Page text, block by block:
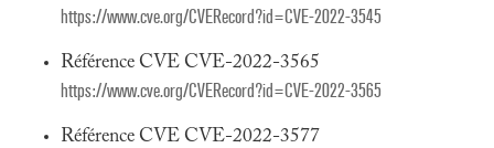
https://www.cve.org/CVERecord?id=CVE-2022-3545
Référence CVE CVE-2022-3565
https://www.cve.org/CVERecord?id=CVE-2022-3565
Référence CVE CVE-2022-3577